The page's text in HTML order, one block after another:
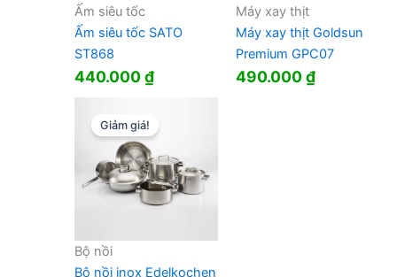
Ấm siêu tốc
Ấm siêu tốc SATO
ST868
440.000₫
Máy xay thịt
Máy xay thịt Goldsun
Premium GPC07
490.000₫
Giảm giá!
Bộ nồi
Bộ nồi inox Edelkochen